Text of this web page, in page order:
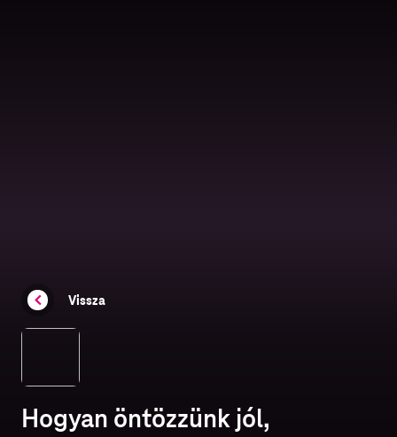
Vissza
Hogyan öntözzünk jól,